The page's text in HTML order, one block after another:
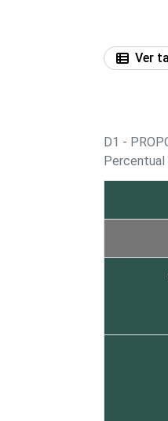
Ver
D1 -